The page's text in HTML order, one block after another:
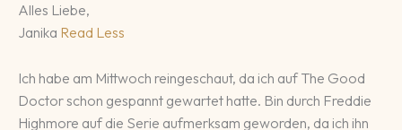
Alles Liebe,
Janika Read Less
Ich habe am Mittwoch reingeschaut, da ich auf The Good
Doctor schon gespannt gewartet hatte. Bin durch Freddie
Highmore auf die Serie aufmerksam geworden, da ich ihn